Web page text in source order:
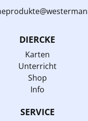
DIERCKE
Karten
Unterricht
Shop
Info
SERVICE